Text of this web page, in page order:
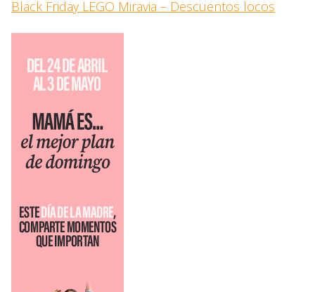
Black Friday LEGO Miravia – Descuentos locos